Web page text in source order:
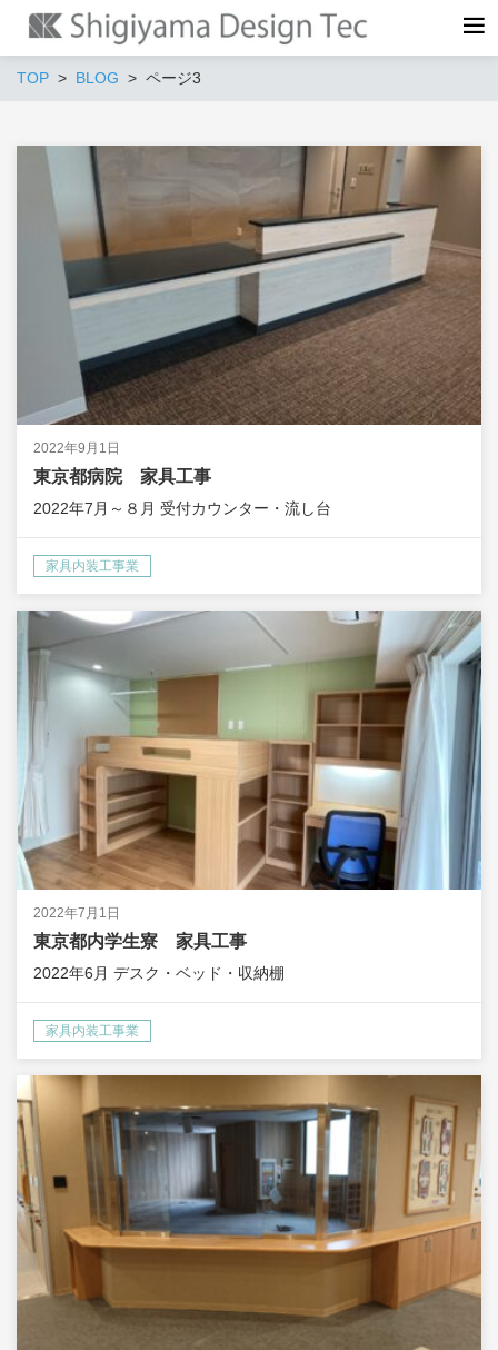
TOP BLOG ページ3
2022年9月1日
東京都病院 家具工事
2022年7月～８月 受付カウンター・流し台
家具内装工事業
2022年7月1日
東京都内学生寮 家具工事
2022年6月 デスク・ベッド・収納棚
家具内装工事業